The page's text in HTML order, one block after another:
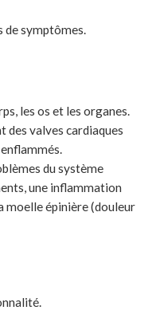
de symptômes.
les os et les organes.
des valves cardiaques
du système
une inflammation
moelle épinière (douleur